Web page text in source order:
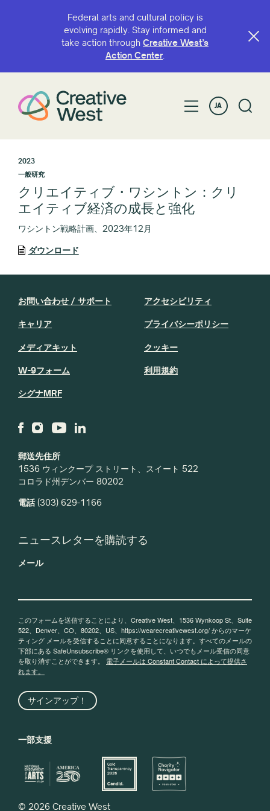
Federal arts and cultural policy is
evolving rapidly. Stay informed and
take action through Creative West’s
Action Center.
JA
2023
一般研究
クリエイティブ・ワシントン：クリ
エイティブ経済の成長と強化
ワシントン戦略計画、2023年12月
ダウンロード
郵送先住所
1536 ウィンクープ ストリート、スイート 522
コロラド州デンバー 80202
電話(303) 629-1166
お問い合わせ / サポート
キャリア
メディアキット
W-9フォーム
シグナMRF
アクセシビリティ
プライバシーポリシー
クッキー
利用規約
ニュースレターを購読する
メール
このフォームを送信することにより、Creative West、1536 Wynkoop St、Suite
522、Denver、CO、80202、US、https://wearecreativewest.org/ からのマーケ
ティング メールを受信することに同意することになります。すべてのメールの
下部にある SafeUnsubscribe® リンクを使用して、いつでもメール受信の同意
を取り消すことができます。 電子メールは Constant Contact によって提供さ
れます。
サインアップ！
一部支援
© 2026 Creative West